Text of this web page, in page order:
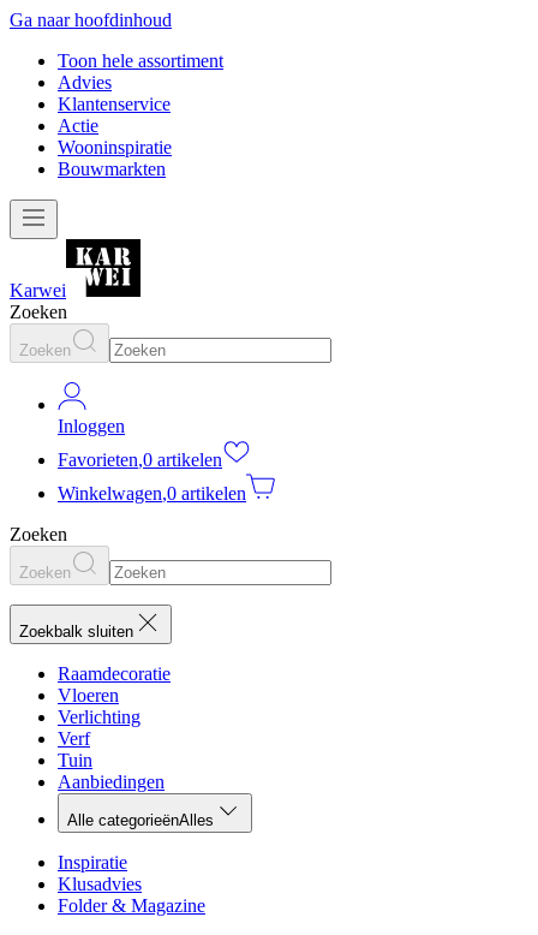
Ga naar hoofdinhoud
Toon hele assortiment
Advies
Klantenservice
Actie
Wooninspiratie
Bouwmarkten
Karwei
Zoeken
Zoeken
Inloggen
Favorieten,0 artikelen
Winkelwagen,0 artikelen
Zoeken
Zoeken
Zoekbalk sluiten
Raamdecoratie
Vloeren
Verlichting
Verf
Tuin
Aanbiedingen
Alle categorieënAlles
Inspiratie
Klusadvies
Folder & Magazine